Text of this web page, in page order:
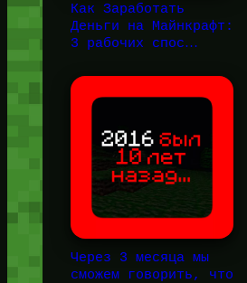
Как Заработать
Деньги на Майнкрафт:
3 рабочих спос…
Через 3 месяца мы
сможем говорить, что